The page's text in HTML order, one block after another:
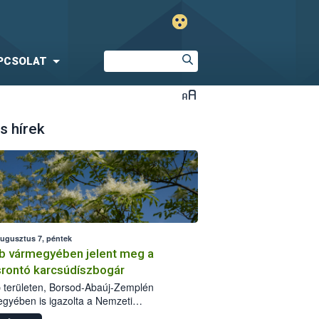
hírek
7, péntek
vármegyében jelent meg a
karcsúdíszbogár
területen, Borsod-Abaúj-Zemplén
is igazolta a Nemzeti
biztonsági Hivatal (Nébih) a